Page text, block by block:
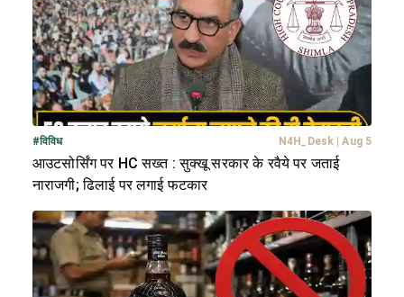
#विविध N4H_Desk | Aug 5
आउटसोर्सिंग पर HC सख्त : सुक्खू सरकार के रवैये पर जताई
नाराजगी; ढिलाई पर लगाई फटकार